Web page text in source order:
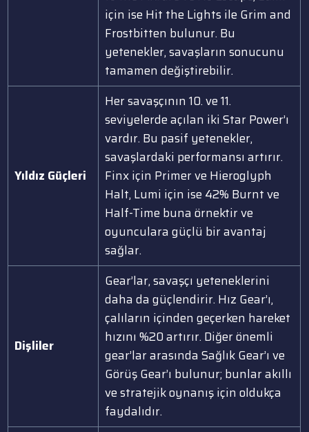
için ise Hit the Lights ile Grim and
Frostbitten bulunur. Bu
yetenekler, savaşların sonucunu
tamamen değiştirebilir.
Yıldız Güçleri
Her savaşçının 10. ve 11.
seviyelerde açılan iki Star Power’ı
vardır. Bu pasif yetenekler,
savaşlardaki performansı artırır.
Finx için Primer ve Hieroglyph
Halt, Lumi için ise 42% Burnt ve
Half-Time buna örnektir ve
oyunculara güçlü bir avantaj
sağlar.
Dişliler
Gear’lar, savaşçı yeteneklerini
daha da güçlendirir. Hız Gear’ı,
çalıların içinden geçerken hareket
hızını %20 artırır. Diğer önemli
gear’lar arasında Sağlık Gear’ı ve
Görüş Gear’ı bulunur; bunlar akıllı
ve stratejik oynanış için oldukça
faydalıdır.